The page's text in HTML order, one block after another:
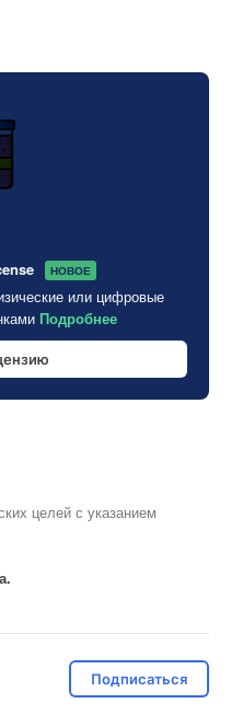
НОВОЕ
или цифровые
Подробнее
целей с указанием
Подписаться